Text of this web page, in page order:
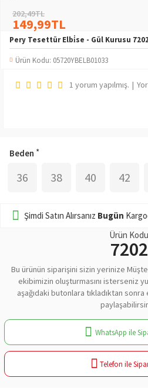
Pery Tesettür Elbi̇se - Gül Kurusu
Ürün Kodu: 05720YBELB01033
1 yorum yapılmış. |
149,99TL
202,49TL
Beden
36 38 40 42
Şimdi Satın Alırsanız Bugün
Ürün Kodu
7202
Bu ürünün siparişini sizin yerinize
ekibimizin oluşturmasını isterseniz
aşağıdaki butonlara tıkladıktan
WhatsApp ile
Telefon ile